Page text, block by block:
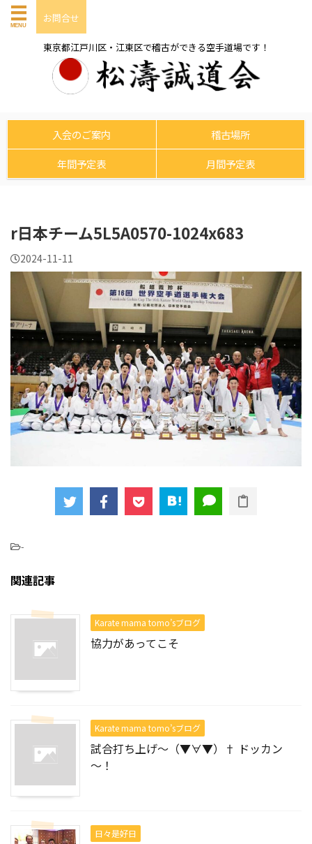
お問合せ
東京都江戸川区・江東区で稽古ができる空手道場です！
入会のご案内
稽古場所
年間予定表
月間予定表
r日本チーム5L5A0570-1024x683
2024-11-11
-
関連記事
Karate mama tomo’sブログ
協力があってこそ
Karate mama tomo’sブログ
試合打ち上げ～（▼∀▼）† ドッカン
～！
日々是好日